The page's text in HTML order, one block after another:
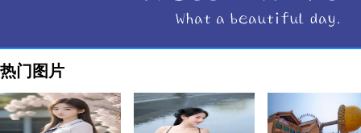
热门图片